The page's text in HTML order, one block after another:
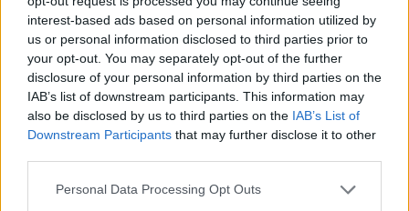
interest-based ads based on personal information utilized by
us or personal information disclosed to third parties prior to
your opt-out. You may separately opt-out of the further
disclosure of your personal information by third parties on the
IAB’s list of downstream participants. This information may
also be disclosed by us to third parties on the IAB’s List of
Downstream Participants that may further disclose it to other
Personal Data Processing Opt Outs
2026. augusztus 08., szombat
Baka András elfogadta a felkérést a
köztársasági elnöki tisztségre